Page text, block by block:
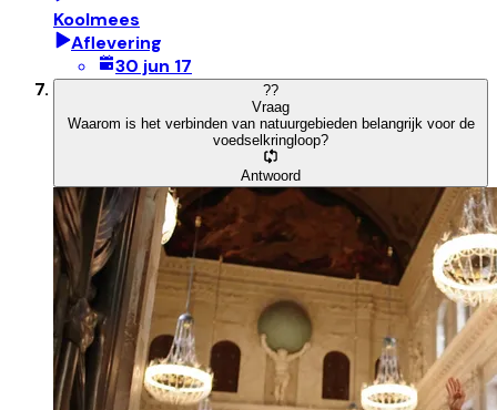
Koolmees
Aflevering
30 jun 17
??
Vraag
Waarom is het verbinden van natuurgebieden belangrijk voor de
voedselkringloop?
Antwoord